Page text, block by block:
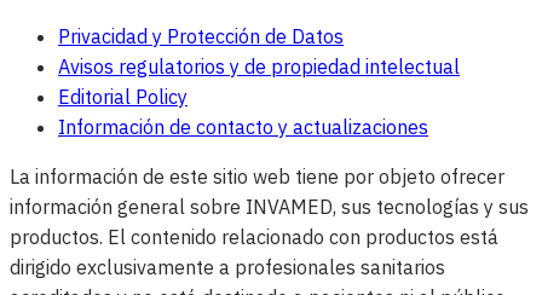
Privacidad y Protección de Datos
Avisos regulatorios y de propiedad intelectual
Editorial Policy
Información de contacto y actualizaciones
La información de este sitio web tiene por objeto ofrecer
información general sobre INVAMED, sus tecnologías y sus
productos. El contenido relacionado con productos está
dirigido exclusivamente a profesionales sanitarios